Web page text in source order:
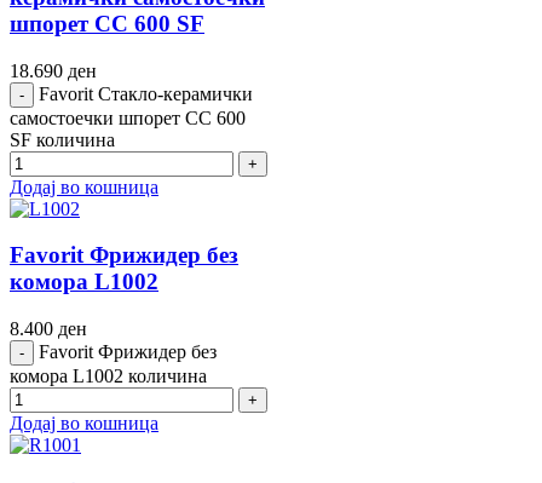
шпорет CC 600 SF
18.690 ден
Favorit Стакло-керамички
самостоечки шпорет CC 600
SF количина
Додај во кошница
Favorit Фрижидер без
комора L1002
8.400 ден
Favorit Фрижидер без
комора L1002 количина
Додај во кошница